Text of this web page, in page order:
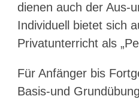
dienen auch der Aus-
Individuell bietet sich
Privatunterricht als
Für Anfänger bis
Basis-und